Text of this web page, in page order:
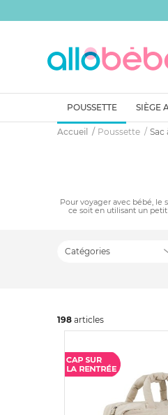
POUSSETTE SIÈGE
Accueil Poussette Sac
Pour voyager avec bébé, le
ce soit en utilisant un
Catégories
198 articles